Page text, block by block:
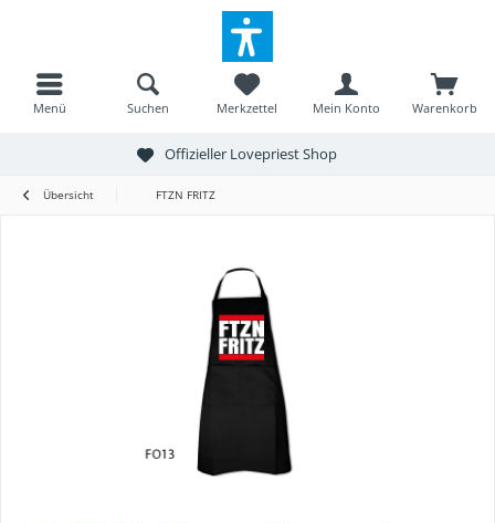
Menü Warenkorb
Merkzettel Mein Konto
Suchen
Offizieller Lovepriest Shop
Übersicht FTZN FRITZ